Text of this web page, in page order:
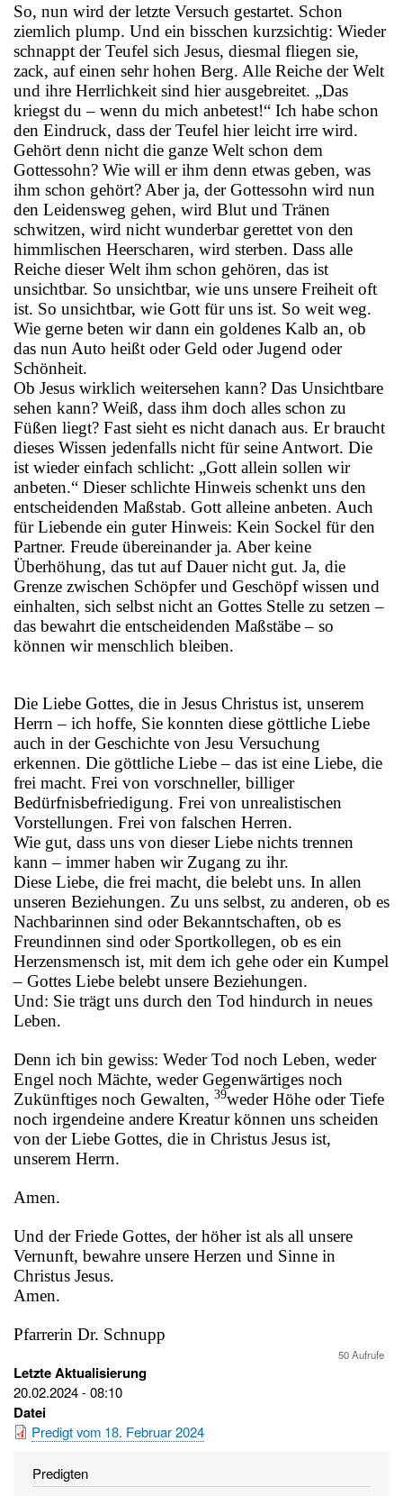
So, nun wird der letzte Versuch gestartet. Schon
ziemlich plump. Und ein bisschen kurzsichtig: Wieder
schnappt der Teufel sich Jesus, diesmal fliegen sie,
zack, auf einen sehr hohen Berg. Alle Reiche der Welt
und ihre Herrlichkeit sind hier ausgebreitet. „Das
kriegst du – wenn du mich anbetest!“ Ich habe schon
den Eindruck, dass der Teufel hier leicht irre wird.
Gehört denn nicht die ganze Welt schon dem
Gottessohn? Wie will er ihm denn etwas geben, was
ihm schon gehört? Aber ja, der Gottessohn wird nun
den Leidensweg gehen, wird Blut und Tränen
schwitzen, wird nicht wunderbar gerettet von den
himmlischen Heerscharen, wird sterben. Dass alle
Reiche dieser Welt ihm schon gehören, das ist
unsichtbar. So unsichtbar, wie uns unsere Freiheit oft
ist. So unsichtbar, wie Gott für uns ist. So weit weg.
Wie gerne beten wir dann ein goldenes Kalb an, ob
das nun Auto heißt oder Geld oder Jugend oder
Schönheit.
Ob Jesus wirklich weitersehen kann? Das Unsichtbare
sehen kann? Weiß, dass ihm doch alles schon zu
Füßen liegt? Fast sieht es nicht danach aus. Er braucht
dieses Wissen jedenfalls nicht für seine Antwort. Die
ist wieder einfach schlicht: „Gott allein sollen wir
anbeten.“ Dieser schlichte Hinweis schenkt uns den
entscheidenden Maßstab. Gott alleine anbeten. Auch
für Liebende ein guter Hinweis: Kein Sockel für den
Partner. Freude übereinander ja. Aber keine
Überhöhung, das tut auf Dauer nicht gut. Ja, die
Grenze zwischen Schöpfer und Geschöpf wissen und
einhalten, sich selbst nicht an Gottes Stelle zu setzen –
das bewahrt die entscheidenden Maßstäbe – so
können wir menschlich bleiben.
Die Liebe Gottes, die in Jesus Christus ist, unserem
Herrn – ich hoffe, Sie konnten diese göttliche Liebe
auch in der Geschichte von Jesu Versuchung
erkennen. Die göttliche Liebe – das ist eine Liebe, die
frei macht. Frei von vorschneller, billiger
Bedürfnisbefriedigung. Frei von unrealistischen
Vorstellungen. Frei von falschen Herren.
Wie gut, dass uns von dieser Liebe nichts trennen
kann – immer haben wir Zugang zu ihr.
Diese Liebe, die frei macht, die belebt uns. In allen
unseren Beziehungen. Zu uns selbst, zu anderen, ob es
Nachbarinnen sind oder Bekanntschaften, ob es
Freundinnen sind oder Sportkollegen, ob es ein
Herzensmensch ist, mit dem ich gehe oder ein Kumpel
– Gottes Liebe belebt unsere Beziehungen.
Und: Sie trägt uns durch den Tod hindurch in neues
Leben.
Denn ich bin gewiss: Weder Tod noch Leben, weder
Engel noch Mächte, weder Gegenwärtiges noch
Zukünftiges noch Gewalten, 39weder Höhe oder Tiefe
noch irgendeine andere Kreatur können uns scheiden
von der Liebe Gottes, die in Christus Jesus ist,
unserem Herrn.
Amen.
Und der Friede Gottes, der höher ist als all unsere
Vernunft, bewahre unsere Herzen und Sinne in
Christus Jesus.
Amen.
Pfarrerin Dr. Schnupp
50 Aufrufe
Letzte Aktualisierung
20.02.2024 - 08:10
Datei
Predigt vom 18. Februar 2024
Predigten